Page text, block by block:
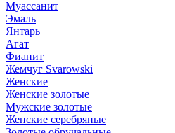
Муассанит
Эмаль
Янтарь
Агат
Фианит
Жемчуг Svarowski
Женские
Женские золотые
Мужские золотые
Женские серебряные